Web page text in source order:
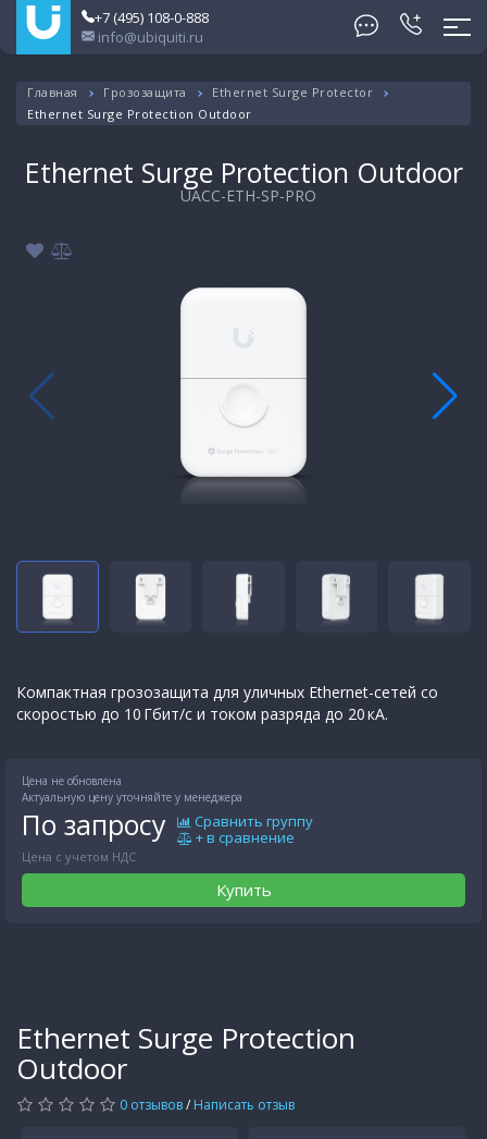
+7 (495) 108-0-888
info@ubiquiti.ru
Главная Грозозащита
Ethernet Surge Protector
Ethernet Surge Protection Outdoor
Ethernet Surge Protection Outdoor
UACC-ETH-SP-PRO
Компактная грозозащита для уличных Ethernet-сетей со
скоростью до 10 Гбит/с и током разряда до 20 кА.
Цена не обновлена
Актуальную цену уточняйте у менеджера
По запросу
Цена с учетом НДС
Сравнить группу
+ в сравнение
Купить
Ethernet Surge Protection
Outdoor
0 отзывов/ Написать отзыв